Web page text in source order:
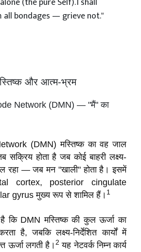
bondages — grieve not."
और आत्म-भ्रम
Network (DMN) — "मैं" का
(DMN) मस्तिष्क का वह जाल
होता है जब कोई बाहरी लक्ष्य-
चल रहा — जब मन "खाली" होता है। इसमें
cortex, posterior cingulate
gyrus मुख्य रूप से शामिल हैं। 1
कि DMN मस्तिष्क की कुल ऊर्जा का
है, जबकि लक्ष्य-निर्देशित कार्यों में
ऊर्जा लगती है।2 यह नेटवर्क निम्न कार्य